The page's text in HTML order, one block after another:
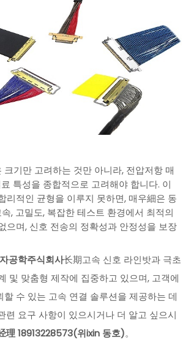
기만 고려하는 것만 아니라, 전압저항 매
특성을 종합적으로 고려해야 합니다. 이
리적인 균형을 이루지 못하면, 매우細은 동
, 고밀도, 복잡한 테스트 환경에서 최적의
으며, 신호 전송의 정확성과 안정성을 보장
공학주식회사长期고속 신호 라인밧과 극초
및 맞춤형 제작에 집중하고 있으며, 고객에
할 수 있는 고속 연결 솔루션을 제공하는 데
련 요구 사항이 있으시거나 더 알고 싶으시
理 18913228573(위ixin 동호)。